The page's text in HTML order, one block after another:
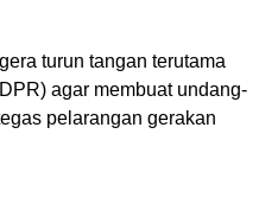
turun tangan terutama
agar membuat undang-
pelarangan gerakan